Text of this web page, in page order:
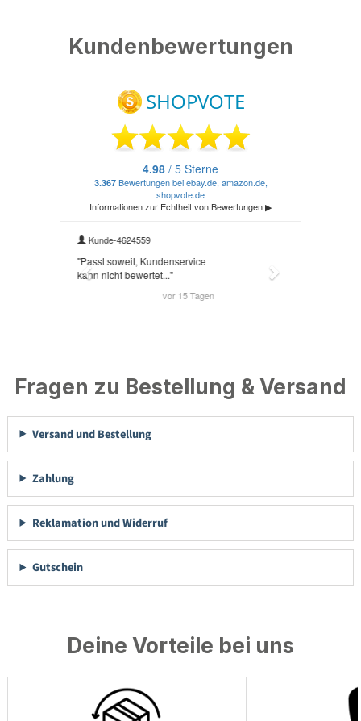
Kundenbewertungen
Fragen zu Bestellung & Versand
Versand und Bestellung
Zahlung
Reklamation und Widerruf
Gutschein
Deine Vorteile bei uns